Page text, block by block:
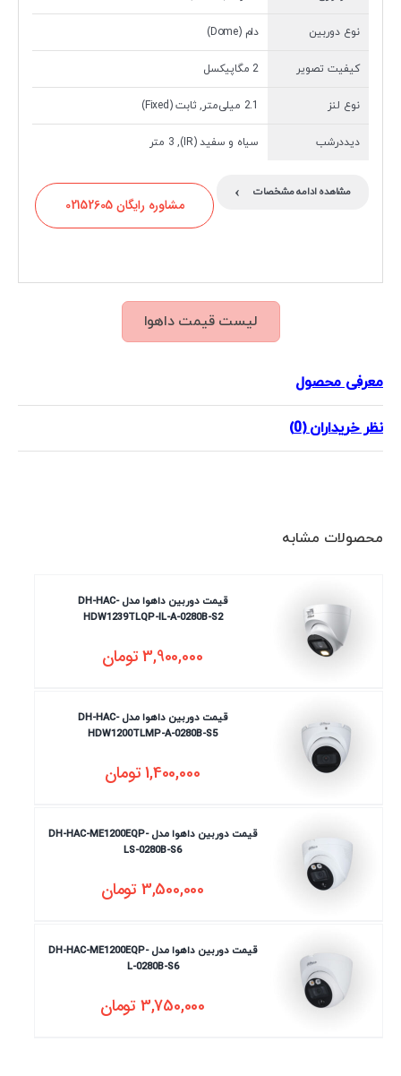
نوع دوربین دام (Dome)
کیفیت تصویر 2 مگاپیکسل
نوع لنز 2.1 میلی‌متر, ثابت (Fixed)
دیددرشب سیاه و سفید (IR), 3 متر
مشاهده ادامه مشخصات ›
مشاوره رایگان 02152605
لیست قیمت داهوا
معرفی محصول
نظر خریداران (0)
محصولات مشابه
قیمت دوربین داهوا مدل DH-HAC-
HDW1239TLQP-IL-A-0280B-S2
3,900,000تومان
قیمت دوربین داهوا مدل DH-HAC-
HDW1200TLMP-A-0280B-S5
1,400,000تومان
قیمت دوربین داهوا مدل DH-HAC-ME1200EQP-
LS-0280B-S6
3,500,000تومان
قیمت دوربین داهوا مدل DH-HAC-ME1200EQP-
L-0280B-S6
3,750,000تومان